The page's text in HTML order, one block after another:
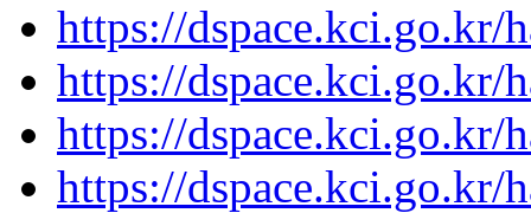
https://dspace.kci.go.kr/
https://dspace.kci.go.kr/
https://dspace.kci.go.kr/
https://dspace.kci.go.kr/